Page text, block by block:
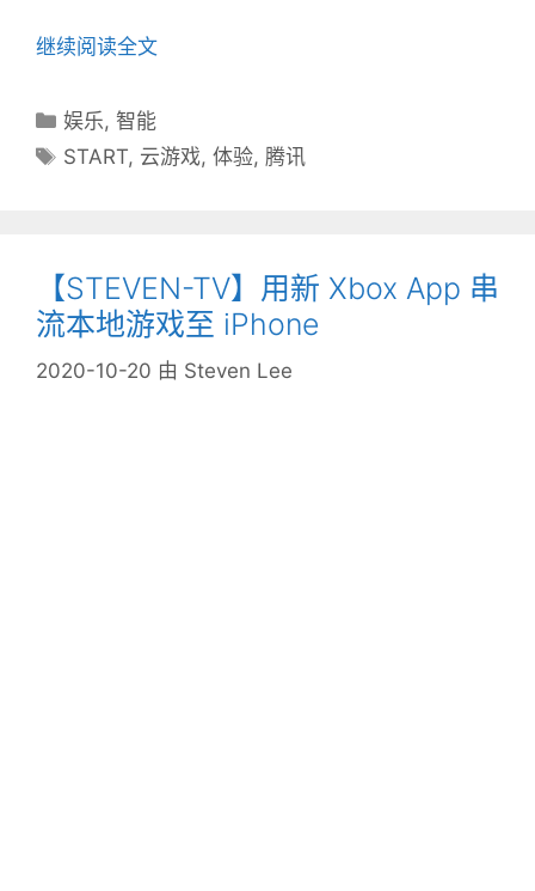
继续阅读全文
分
类
娱乐,智能
标
START, 云游戏,体验, 腾讯
【STEVEN-TV】用新 Xbox App 串
流本地游戏至 iPhone
2020-10-20 由 Steven Lee